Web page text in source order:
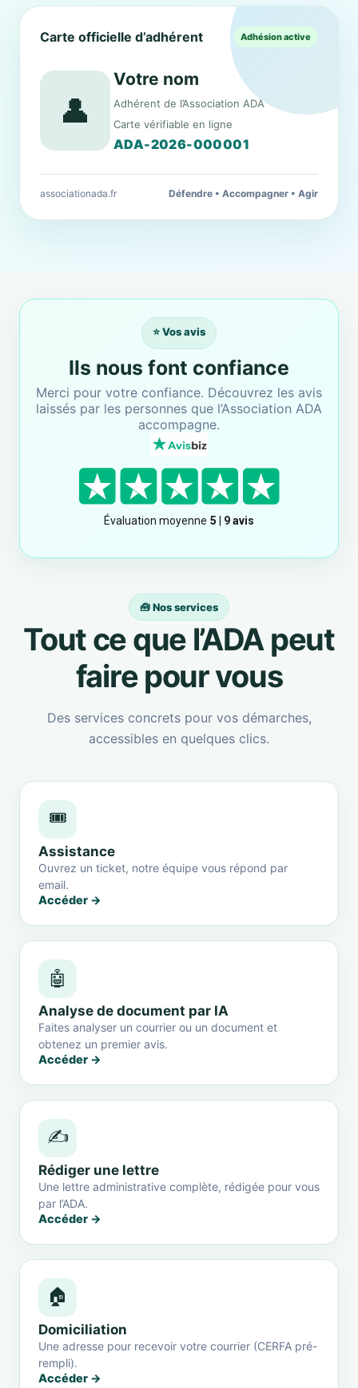
Carte officielle d’adhérent Adhésion active
👤
Votre nom
Adhérent de l’Association ADA
Carte vérifiable en ligne
ADA-2026-000001
associationada.fr Défendre • Accompagner • Agir
⭐ Vos avis
Ils nous font confiance
Merci pour votre confiance. Découvrez les avis
laissés par les personnes que l’Association ADA
accompagne.
🧰 Nos services
Tout ce que l’ADA peut
faire pour vous
Des services concrets pour vos démarches,
accessibles en quelques clics.
🎟️
Assistance
Ouvrez un ticket, notre équipe vous répond par
email.
Accéder →
🤖
Analyse de document par IA
Faites analyser un courrier ou un document et
obtenez un premier avis.
Accéder →
✍️
Rédiger une lettre
Une lettre administrative complète, rédigée pour vous
par l’ADA.
Accéder →
🏠
Domiciliation
Une adresse pour recevoir votre courrier (CERFA pré-
rempli).
Accéder →